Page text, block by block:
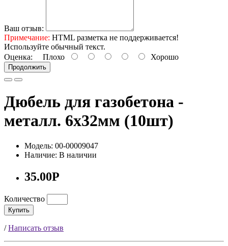
Ваш отзыв:
Примечание: HTML разметка не поддерживается!
Используйте обычный текст.
Оценка: Плохо Хорошо
Продолжить
Дюбель для газобетона -
металл. 6х32мм (10шт)
Модель: 00-00009047
Наличие: В наличии
35.00Р
Количество
Купить
/Написать отзыв